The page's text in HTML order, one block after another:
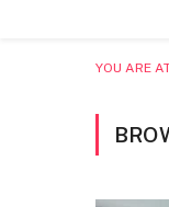
YOU ARE